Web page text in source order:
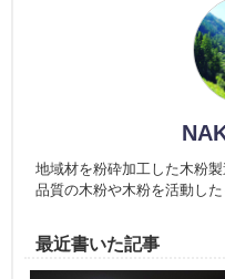
地域材を粉砕加工した木粉
品質の木粉や木粉を活動し
最近書いた記事